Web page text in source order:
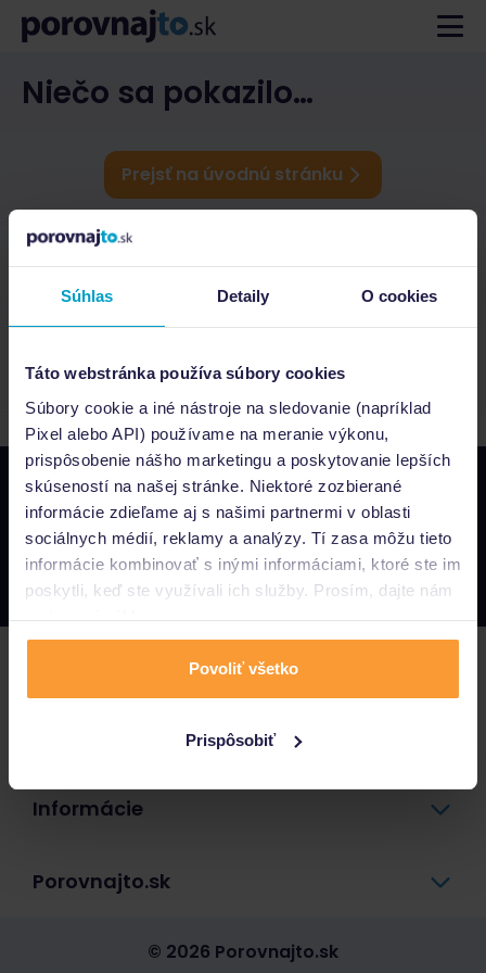
Súhlas Detaily O cookies
Táto webstránka používa súbory cookies
Súbory cookie a iné nástroje na sledovanie (napríklad
Pixel alebo API) používame na meranie výkonu,
prispôsobenie nášho marketingu a poskytovanie lepších
skúseností na našej stránke. Niektoré zozbierané
informácie zdieľame aj s našimi partnermi v oblasti
sociálnych médií, reklamy a analýzy. Tí zasa môžu tieto
informácie kombinovať s inými informáciami, ktoré ste im
poskytli, keď ste využívali ich služby. Prosím, dajte nám
na to svoj súhlas.
Povoliť všetko
Prispôsobiť
Niečo sa pokazilo…
Prejsť na úvodnú stránku
Napíšte nám
info@porovnajto.sk
Zavolajte nám
0800 400 300
Informácie
Porovnajto.sk
© 2026 Porovnajto.sk